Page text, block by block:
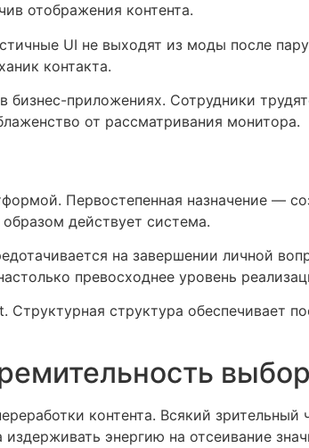
отображения контента.
UI не выходят из моды после
контакта.
приложениях. Сотрудники
от рассматривания монитора.
Первостепенная назначение —
действует система.
на завершении личной
превосходнее уровень
структура обеспечивает
контента. Всякий зрительный
энергию на отсеивание